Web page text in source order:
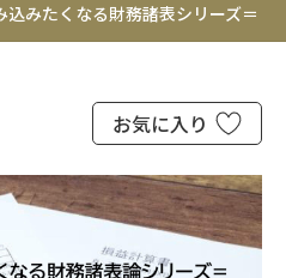
みたくなる財務諸表シリーズ＝
お気に入り